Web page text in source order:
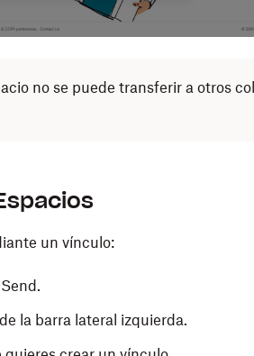
no se puede transferir a otros
un vínculo:
la barra lateral izquierda.